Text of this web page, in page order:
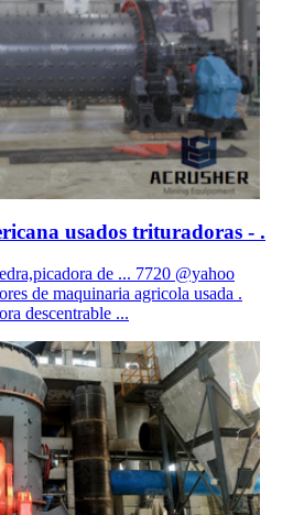
usados trituradoras - .
de ... 7720 @yahoo
de maquinaria agricola usada .
descentrable ...